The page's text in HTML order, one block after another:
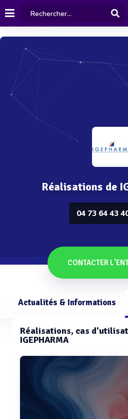
Réalisations de
04 73 64 43
CONTACTER
Actualités & Informations
Réalisations, cas
IGEPHARMA